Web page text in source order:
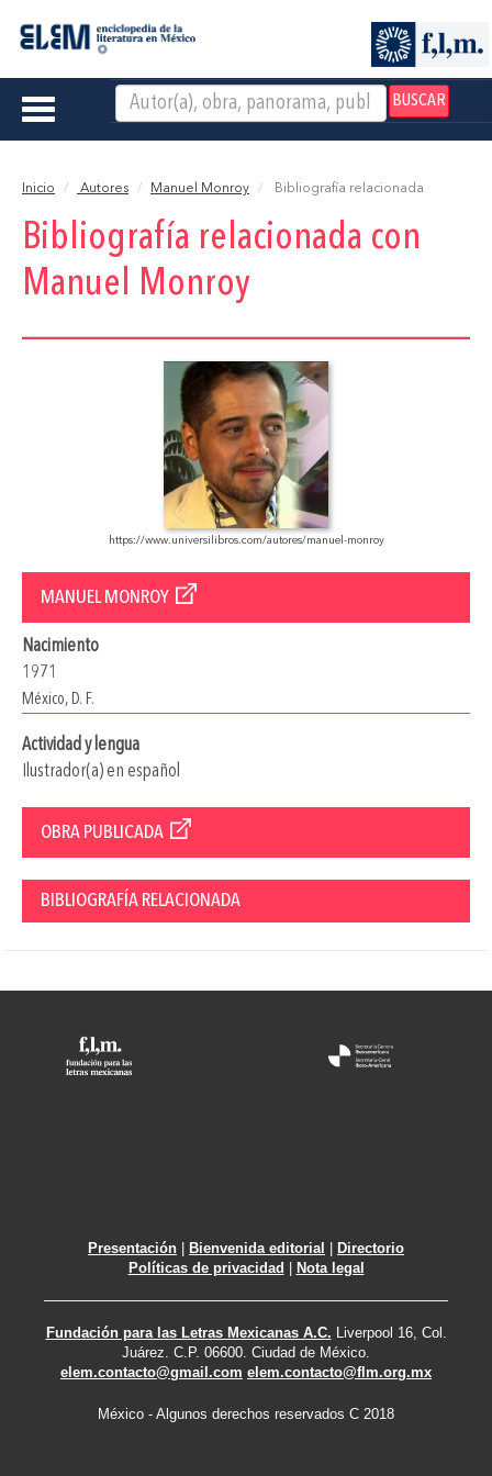
BUSCAR
Toggle
Inicio Autores Manuel Monroy Bibliografía relacionada
Bibliografía relacionada con
Manuel Monroy
https://www.universilibros.com/autores/manuel-monroy
MANUEL MONROY
Nacimiento
1971
México, D. F.
Actividad y lengua
Ilustrador(a) en español
OBRA PUBLICADA
BIBLIOGRAFÍA RELACIONADA
Presentación | Bienvenida editorial | Directorio
Políticas de privacidad | Nota legal
Fundación para las Letras Mexicanas A.C. Liverpool 16, Col.
Juárez. C.P. 06600. Ciudad de México.
elem.contacto@gmail.com elem.contacto@flm.org.mx
México - Algunos derechos reservados C 2018